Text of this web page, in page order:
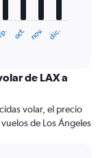
oct. nov. dic.
de LAX a
volar, el precio
de Los Ángeles